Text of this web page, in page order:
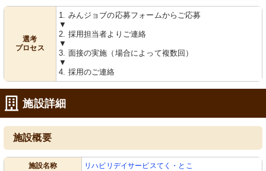
選考
プロセス
1. みんジョブの応募フォームからご応募
▼
2. 採用担当者よりご連絡
▼
3. 面接の実施（場合によって複数回）
▼
4. 採用のご連絡
施設詳細
施設概要
施設名称 リハビリデイサービスてく・とこ